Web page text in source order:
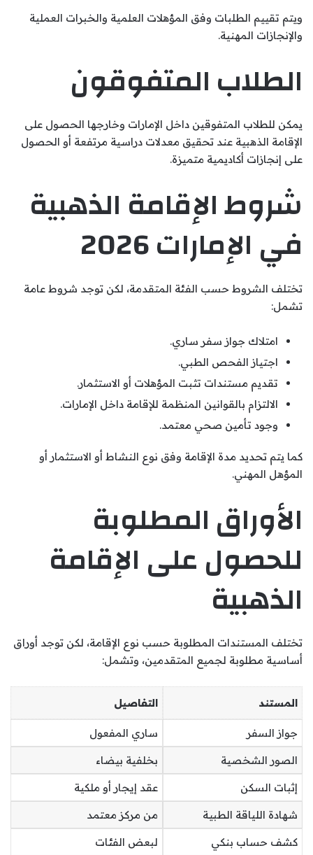
ويتم تقييم الطلبات وفق المؤهلات العلمية والخبرات العملية
والإنجازات المهنية.
الطلاب المتفوقون
يمكن للطلاب المتفوقين داخل الإمارات وخارجها الحصول على
الإقامة الذهبية عند تحقيق معدلات دراسية مرتفعة أو الحصول
على إنجازات أكاديمية متميزة.
شروط الإقامة الذهبية
في الإمارات 2026
تختلف الشروط حسب الفئة المتقدمة، لكن توجد شروط عامة
تشمل:
امتلاك جواز سفر ساري.
اجتياز الفحص الطبي.
تقديم مستندات تثبت المؤهلات أو الاستثمار.
الالتزام بالقوانين المنظمة للإقامة داخل الإمارات.
وجود تأمين صحي معتمد.
كما يتم تحديد مدة الإقامة وفق نوع النشاط أو الاستثمار أو
المؤهل المهني.
الأوراق المطلوبة
للحصول على الإقامة
الذهبية
تختلف المستندات المطلوبة حسب نوع الإقامة، لكن توجد أوراق
أساسية مطلوبة لجميع المتقدمين، وتشمل:
المستند التفاصيل
جواز السفر ساري المفعول
الصور الشخصية بخلفية بيضاء
إثبات السكن عقد إيجار أو ملكية
شهادة اللياقة الطبية من مركز معتمد
كشف حساب بنكي لبعض الفئات